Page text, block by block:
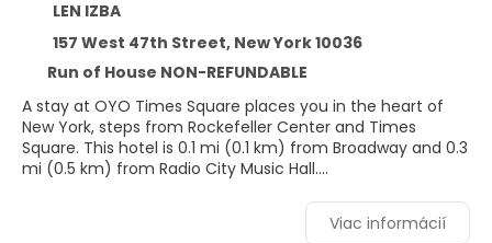
LEN IZBA
157 West 47th Street, New York 10036
Run of House NON-REFUNDABLE
A stay at OYO Times Square places you in the heart of
New York, steps from Rockefeller Center and Times
Square. This hotel is 0.1 mi (0.1 km) from Broadway and 0.3
mi (0.5 km) from Radio City Music Hall.
Make use of convenient amenities such as
complimentary wireless internet access, concierge
Viac informácií